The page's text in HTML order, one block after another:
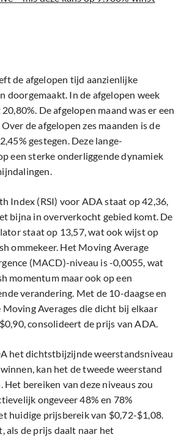
de afgelopen tijd aanzienlijke
doorgemaakt. In de afgelopen week
De afgelopen maand was er een
de afgelopen zes maanden is de
gestegen. Deze lange-
een sterke onderliggende dynamiek
Index (RSI) voor ADA staat op 42,36,
bijna in oververkocht gebied komt. De
staat op 13,57, wat ook wijst op
ommekeer. Het Moving Average
(MACD)-niveau is -0,0055, wat
momentum maar ook op een
verandering. Met de 10-daagse en
Moving Averages die dicht bij elkaar
consolideert de prijs van ADA.
het dichtstbijzijnde weerstandsniveau
kan het de tweede weerstand
Het bereiken van deze niveaus zou
ongeveer 48% en 78%
huidige prijsbereik van $0,72-$1,08.
als de prijs daalt naar het